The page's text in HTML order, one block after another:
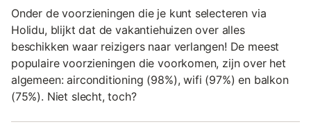
Onder de voorzieningen die je kunt selecteren via
Holidu, blijkt dat de vakantiehuizen over alles
beschikken waar reizigers naar verlangen! De meest
populaire voorzieningen die voorkomen, zijn over het
algemeen: airconditioning (98%), wifi (97%) en balkon
(75%). Niet slecht, toch?